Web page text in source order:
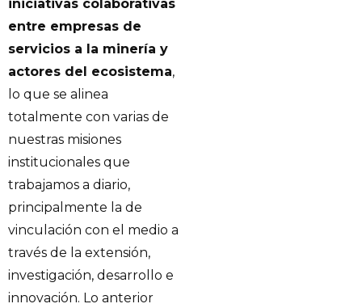
iniciativas colaborativas
entre empresas de
servicios a la minería y
actores del ecosistema,
lo que se alinea
totalmente con varias de
nuestras misiones
institucionales que
trabajamos a diario,
principalmente la de
vinculación con el medio a
través de la extensión,
investigación, desarrollo e
innovación. Lo anterior